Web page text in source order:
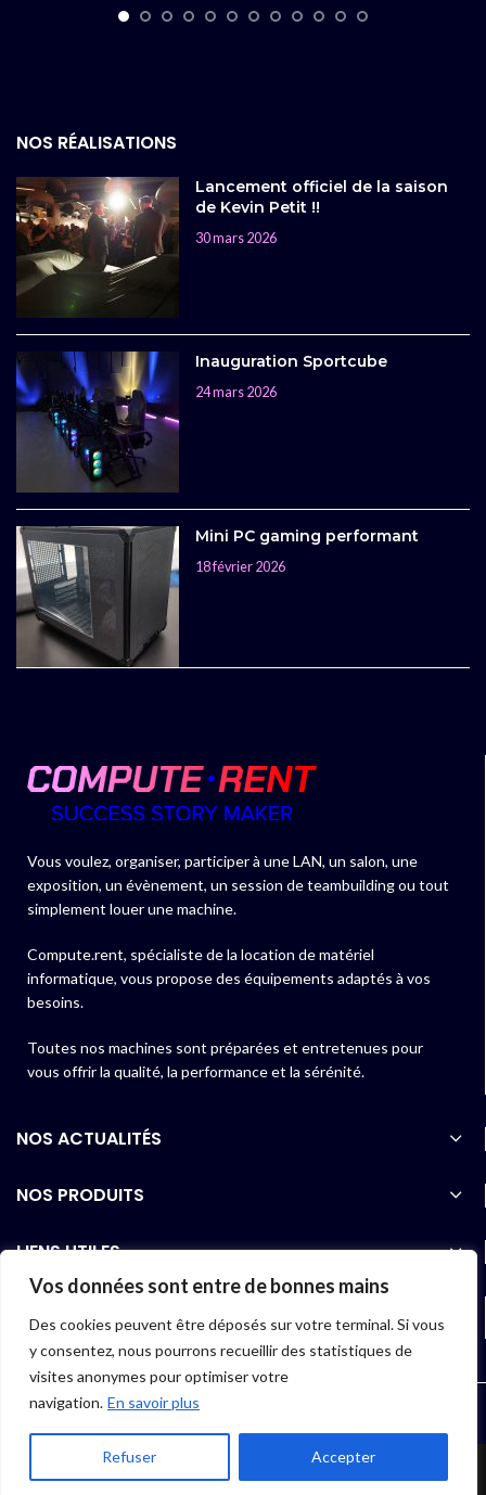
Vos données sont entre de bonnes mains
Des cookies peuvent être déposés sur votre terminal. Si vous
y consentez, nous pourrons recueillir des statistiques de
visites anonymes pour optimiser votre
navigation. En savoir plus
Refuser Accepter
NOS RÉALISATIONS
Lancement officiel de la saison
de Kevin Petit !!
30 mars 2026
Inauguration Sportcube
24 mars 2026
Mini PC gaming performant
18 février 2026
Vous voulez, organiser, participer à une LAN, un salon, une
exposition, un évènement, un session de teambuilding ou tout
simplement louer une machine.
Compute.rent, spécialiste de la location de matériel
informatique, vous propose des équipements adaptés à vos
besoins.
Toutes nos machines sont préparées et entretenues pour
vous offrir la qualité, la performance et la sérénité.
NOS ACTUALITÉS
NOS PRODUITS
LIENS UTILES
2022 COMPUTE.RENT |